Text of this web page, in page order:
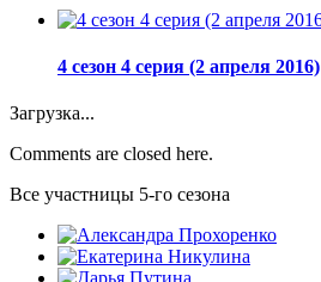
4 сезон 4 серия (2 апреля 2016)
Загрузка...
Comments are closed here.
Все участницы 5-го сезона